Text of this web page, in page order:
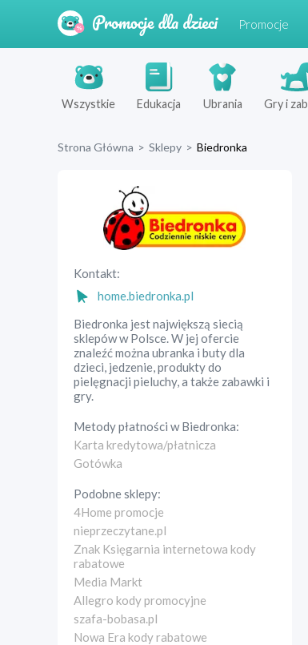
Promocje
Wszystkie Edukacja Ubrania Gry i
Strona Główna > Sklepy > Biedronka
Kontakt:
home.biedronka.pl
Biedronka jest największą siecią
sklepów w Polsce. W jej ofercie
znaleźć można ubranka i buty dla
dzieci, jedzenie, produkty do
pielęgnacji pieluchy, a także zabawki i
gry.
Metody płatności wBiedronka:
Karta kredytowa/płatnicza
Gotówka
Podobne sklepy:
4Home promocje
nieprzeczytane.pl
Znak Księgarnia internetowa kody
rabatowe
Media Markt
Allegro kody promocyjne
szafa-bobasa.pl
Nowa Era kody rabatowe